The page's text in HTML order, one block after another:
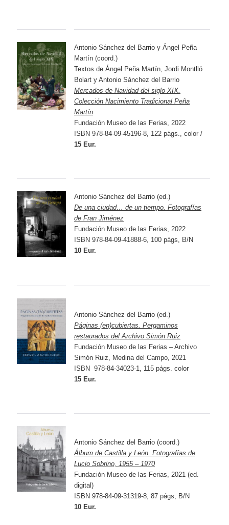
Antonio Sánchez del Barrio y Ángel Peña
Martín (coord.)
Textos de Ángel Peña Martín, Jordi Montlló
Bolart y Antonio Sánchez del Barrio
Mercados de Navidad del siglo XIX.
Colección Nacimiento Tradicional Peña
Martín
Fundación Museo de las Ferias, 2022
ISBN 978-84-09-45196-8, 122 págs., color /
15 Eur.
Antonio Sánchez del Barrio (ed.)
De una ciudad… de un tiempo. Fotografías
de Fran Jiménez
Fundación Museo de las Ferias, 2022
ISBN 978-84-09-41888-6, 100 págs, B/N
10 Eur.
Antonio Sánchez del Barrio (ed.)
Páginas (en)cubiertas. Pergaminos
restaurados del Archivo Simón Ruiz
Fundación Museo de las Ferias – Archivo
Simón Ruiz, Medina del Campo, 2021
ISBN 978-84-34023-1, 115 págs. color
15 Eur.
Antonio Sánchez del Barrio (coord.)
Álbum de Castilla y León. Fotografías de
Lucio Sobrino, 1955 – 1970
Fundación Museo de las Ferias, 2021 (ed.
digital)
ISBN 978-84-09-31319-8, 87 págs, B/N
10 Eur.